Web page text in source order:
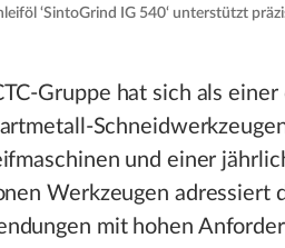
‘SintoGrind IG 540‘ unterstützt
Gruppe hat sich als
und einer
Werkzeugen adressiert
mit hohen